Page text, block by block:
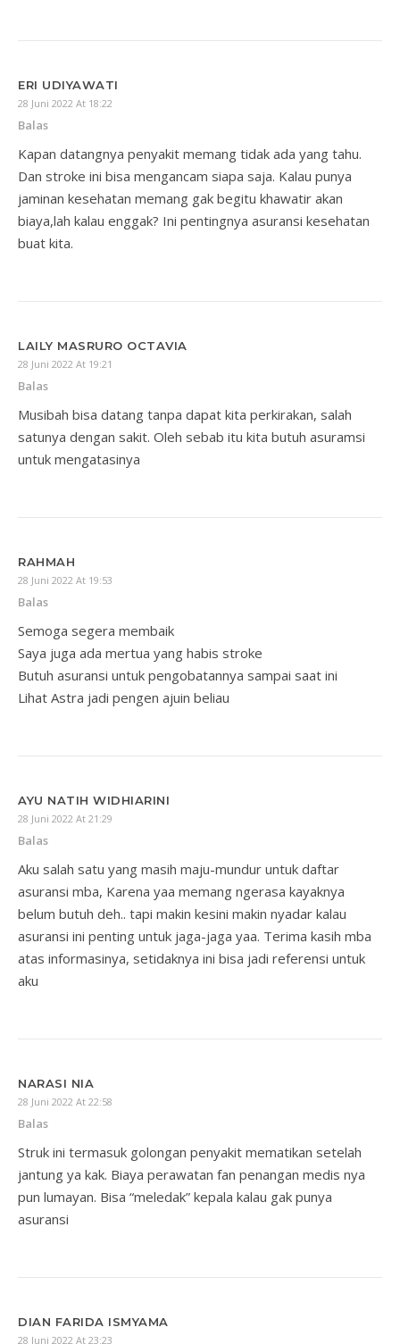
ERI UDIYAWATI
28 Juni 2022 At 18:22
Balas
Kapan datangnya penyakit memang tidak ada yang tahu.
Dan stroke ini bisa mengancam siapa saja. Kalau punya
jaminan kesehatan memang gak begitu khawatir akan
biaya,lah kalau enggak? Ini pentingnya asuransi kesehatan
buat kita.
LAILY MASRURO OCTAVIA
28 Juni 2022 At 19:21
Balas
Musibah bisa datang tanpa dapat kita perkirakan, salah
satunya dengan sakit. Oleh sebab itu kita butuh asuramsi
untuk mengatasinya
RAHMAH
28 Juni 2022 At 19:53
Balas
Semoga segera membaik
Saya juga ada mertua yang habis stroke
Butuh asuransi untuk pengobatannya sampai saat ini
Lihat Astra jadi pengen ajuin beliau
AYU NATIH WIDHIARINI
28 Juni 2022 At 21:29
Balas
Aku salah satu yang masih maju-mundur untuk daftar
asuransi mba, Karena yaa memang ngerasa kayaknya
belum butuh deh.. tapi makin kesini makin nyadar kalau
asuransi ini penting untuk jaga-jaga yaa. Terima kasih mba
atas informasinya, setidaknya ini bisa jadi referensi untuk
aku
NARASI NIA
28 Juni 2022 At 22:58
Balas
Struk ini termasuk golongan penyakit mematikan setelah
jantung ya kak. Biaya perawatan fan penangan medis nya
pun lumayan. Bisa “meledak” kepala kalau gak punya
asuransi
DIAN FARIDA ISMYAMA
28 Juni 2022 At 23:23